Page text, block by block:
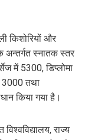
किशोरियों और
स्नातक स्तर
में 5300, डिप्लोमा
3000 तथा
किया गया है।
राज्य